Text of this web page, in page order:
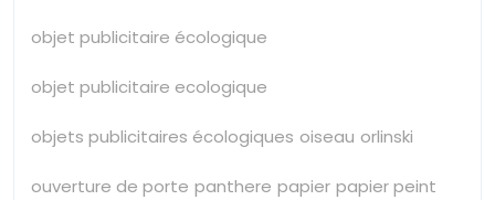
objet publicitaire écologique
objet publicitaire ecologique
objets publicitaires écologiques oiseau orlinski
ouverture de porte panthere papier papier peint